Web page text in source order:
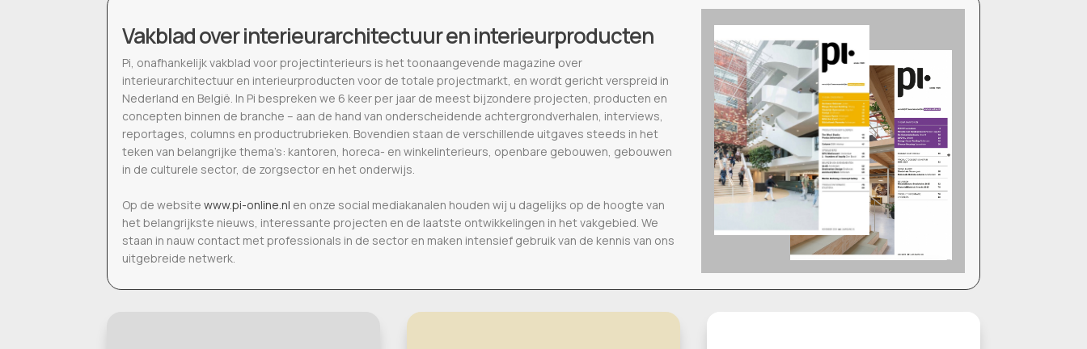
Vakblad over interieurarchitectuur en interieurproducten
Pi, onafhankelijk vakblad voor projectinterieurs is het toonaangevende magazine over
interieurarchitectuur en interieurproducten voor de totale projectmarkt, en wordt gericht verspreid in
Nederland en België. In Pi bespreken we 6 keer per jaar de meest bijzondere projecten, producten en
concepten binnen de branche – aan de hand van onderscheidende achtergrondverhalen, interviews,
reportages, columns en productrubrieken. Bovendien staan de verschillende uitgaves steeds in het
teken van belangrijke thema’s: kantoren, horeca- en winkelinterieurs, openbare gebouwen, gebouwen
in de culturele sector, de zorgsector en het onderwijs.
Op de website www.pi-online.nl en onze social mediakanalen houden wij u dagelijks op de hoogte van
het belangrijkste nieuws, interessante projecten en de laatste ontwikkelingen in het vakgebied. We
staan in nauw contact met professionals in de sector en maken intensief gebruik van de kennis van ons
uitgebreide netwerk.